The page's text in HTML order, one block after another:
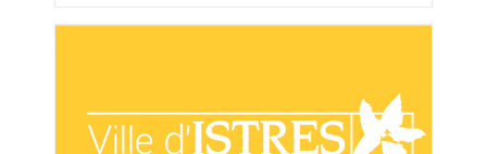
Infos
Travaux/Voirie